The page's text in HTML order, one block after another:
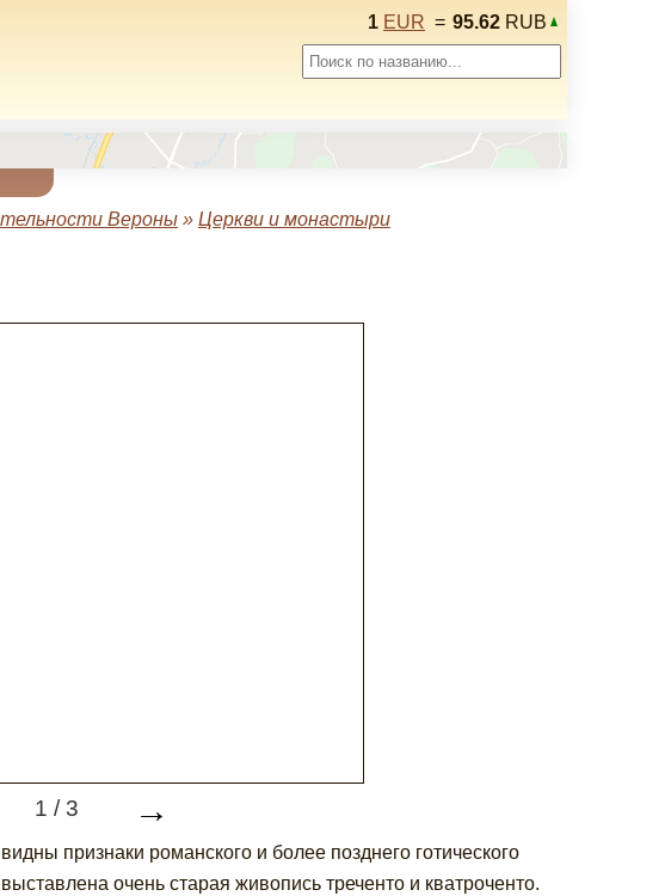
1 EUR = 95.62 RUB
Вероны» Церкви и монастыри
1 /3 →
признаки романского и более позднего готического
очень старая живопись треченто и кватроченто.